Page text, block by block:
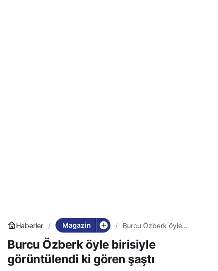
Haberler Magazin
Burcu Özberk öyle
gören şaştı
Burcu Özberk öyle birisiyle
görüntülendi ki gören şaştı